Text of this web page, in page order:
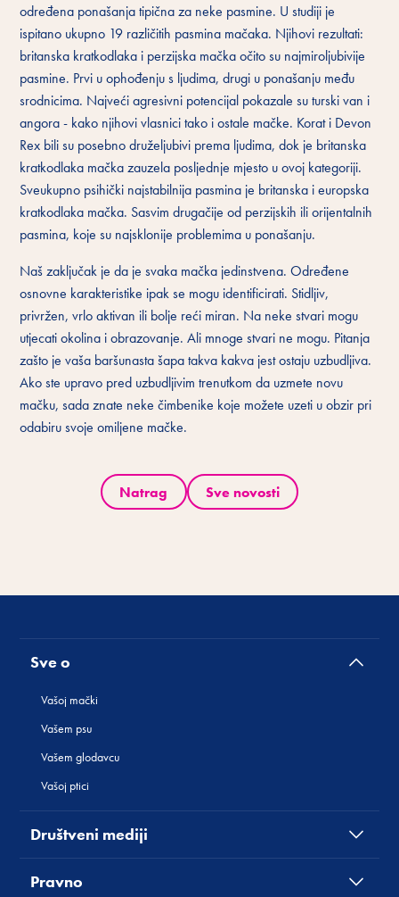
određena ponašanja tipična za neke pasmine. U studiji je
ispitano ukupno 19 različitih pasmina mačaka. Njihovi rezultati:
britanska kratkodlaka i perzijska mačka očito su najmiroljubivije
pasmine. Prvi u ophođenju s ljudima, drugi u ponašanju među
srodnicima. Najveći agresivni potencijal pokazale su turski van i
angora - kako njihovi vlasnici tako i ostale mačke. Korat i Devon
Rex bili su posebno druželjubivi prema ljudima, dok je britanska
kratkodlaka mačka zauzela posljednje mjesto u ovoj kategoriji.
Sveukupno psihički najstabilnija pasmina je britanska i europska
kratkodlaka mačka. Sasvim drugačije od perzijskih ili orijentalnih
pasmina, koje su najsklonije problemima u ponašanju.
Naš zaključak je da je svaka mačka jedinstvena. Određene
osnovne karakteristike ipak se mogu identificirati. Stidljiv,
privržen, vrlo aktivan ili bolje reći miran. Na neke stvari mogu
utjecati okolina i obrazovanje. Ali mnoge stvari ne mogu. Pitanja
zašto je vaša baršunasta šapa takva kakva jest ostaju uzbudljiva.
Ako ste upravo pred uzbudljivim trenutkom da uzmete novu
mačku, sada znate neke čimbenike koje možete uzeti u obzir pri
odabiru svoje omiljene mačke.
Natrag Sve novosti
Sve o
Vašoj mački
Vašem psu
Vašem glodavcu
Vašoj ptici
Društveni mediji
Pravno